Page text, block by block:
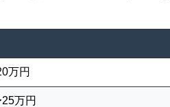
万円
万円